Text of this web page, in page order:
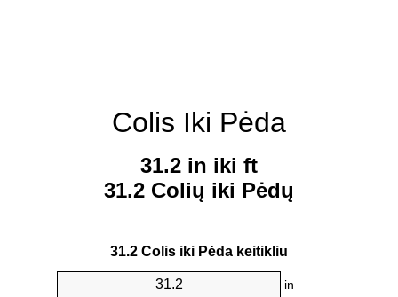
Colis Iki Pėda
31.2 in iki ft
31.2 Colių iki Pėdų
31.2 Colis iki Pėda keitikliu
in